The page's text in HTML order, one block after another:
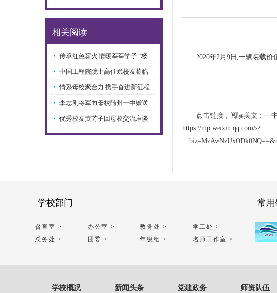
2020年2月9日,一辆装载
点击链接，阅读美文：一
https://mp.weixin.qq.com/s?
相关阅读
传承红色薪火 情暖莘莘学子 “杨…
中国工程院院士高仕斌校友莅临
随…情系母校聚合力 携手奋进新征程
—…李志刚将军向母校随州一中赠送
国…优秀校友黄芳子回母校交流座谈
学校部门
督查室 > 办公室 > 教务处 >
学工处 >
总务处 >
团委 > 年级组 > 名师工作室 >
常用
学校概况 新闻头条 党建政务 师资队伍